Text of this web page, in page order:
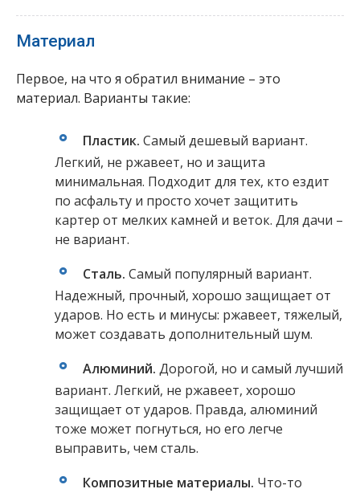
Материал
Первое, на что я обратил внимание – это
материал. Варианты такие:
Пластик. Самый дешевый вариант.
Легкий, не ржавеет, но и защита
минимальная. Подходит для тех, кто ездит
по асфальту и просто хочет защитить
картер от мелких камней и веток. Для дачи –
не вариант.
Сталь. Самый популярный вариант.
Надежный, прочный, хорошо защищает от
ударов. Но есть и минусы: ржавеет, тяжелый,
может создавать дополнительный шум.
Алюминий. Дорогой, но и самый лучший
вариант. Легкий, не ржавеет, хорошо
защищает от ударов. Правда, алюминий
тоже может погнуться, но его легче
выправить, чем сталь.
Композитные материалы. Что-то